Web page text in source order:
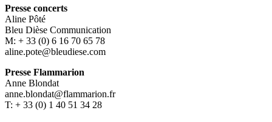
Presse concerts
Aline Pôté
Bleu Dièse Communication
M: + 33 (0) 6 16 70 65 78
aline.pote@bleudiese.com
Presse Flammarion
Anne Blondat
anne.blondat@flammarion.fr
T: + 33 (0) 1 40 51 34 28